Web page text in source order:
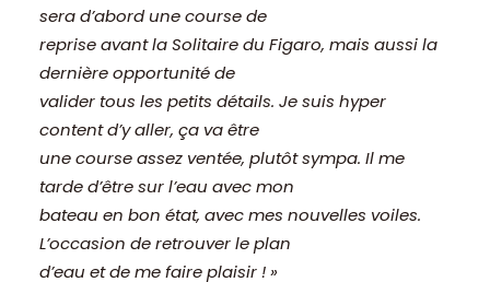
sera d’abord une course de
reprise avant la Solitaire du Figaro, mais aussi la
dernière opportunité de
valider tous les petits détails. Je suis hyper
content d’y aller, ça va être
une course assez ventée, plutôt sympa. Il me
tarde d’être sur l’eau avec mon
bateau en bon état, avec mes nouvelles voiles.
L’occasion de retrouver le plan
d’eau et de me faire plaisir ! »